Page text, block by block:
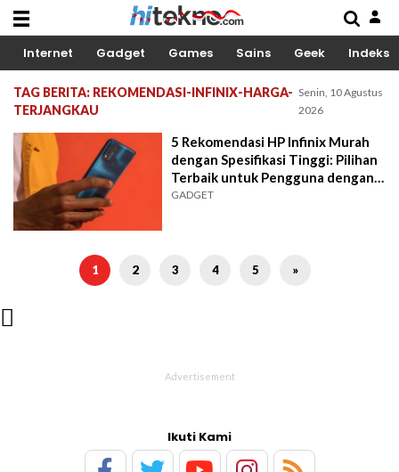
Internet Gadget Games Sains Geek Indeks
TAG BERITA: REKOMENDASI-INFINIX-HARGA-
TERJANGKAU
Senin, 10 Agustus
2026
5 Rekomendasi HP Infinix Murah
dengan Spesifikasi Tinggi: Pilihan
Terbaik untuk Pengguna dengan
Budget Tipis
GADGET
1 2 3 4 5 »

Ikuti Kami